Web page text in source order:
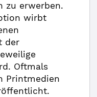
zu erwerben.
wirbt
der
Oftmals
Printmedien